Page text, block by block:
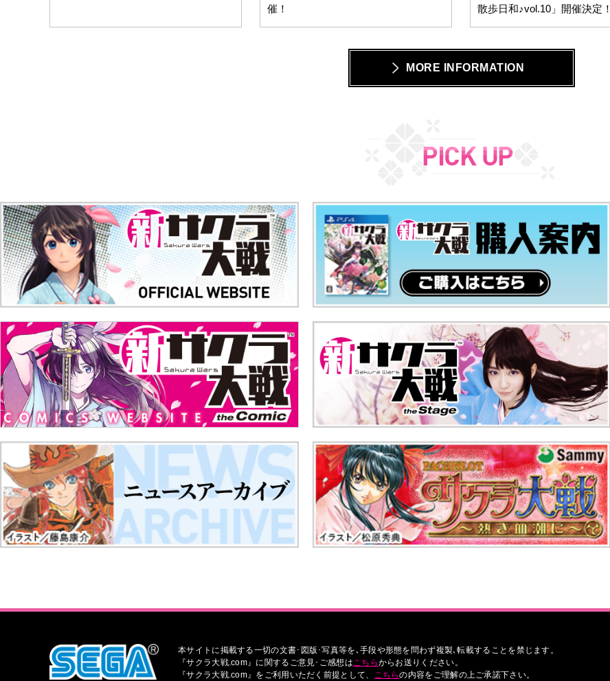
催！
散歩日和♪vol.10」開催決定！
MORE INFORMATION
本サイトに掲載する一切の文書･図版･写真等を､手段や形態を問わず複製､転載することを禁じます。
『サクラ大戦.com』に関するご意見･ご感想は こちらからお送りください。
『サクラ大戦.com』をご利用いただく前提として、
こちらの内容をご理解の上ご承諾下さい。